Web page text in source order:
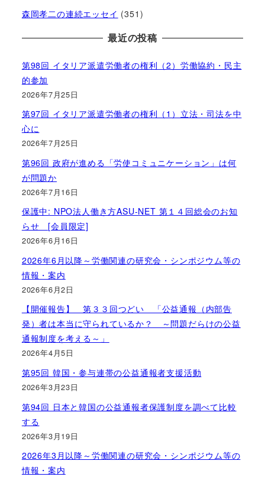
森岡孝二の連続エッセイ (351)
最近の投稿
第98回 イタリア派遣労働者の権利（2）労働協約・民主
的参加
2026年7月25日
第97回 イタリア派遣労働者の権利（1）立法・司法を中
心に
2026年7月25日
第96回 政府が進める「労使コミュニケーション」は何
が問題か
2026年7月16日
保護中: NPO法人働き方ASU-NET 第１４回総会のお知
らせ [会員限定]
2026年6月16日
2026年6月以降～労働関連の研究会・シンポジウム等の
情報・案内
2026年6月2日
【開催報告】 第３３回つどい 「公益通報（内部告
発）者は本当に守られているか？ ～問題だらけの公益
通報制度を考える～」
2026年4月5日
第95回 韓国・参与連帯の公益通報者支援活動
2026年3月23日
第94回 日本と韓国の公益通報者保護制度を調べて比較
する
2026年3月19日
2026年3月以降～労働関連の研究会・シンポジウム等の
情報・案内